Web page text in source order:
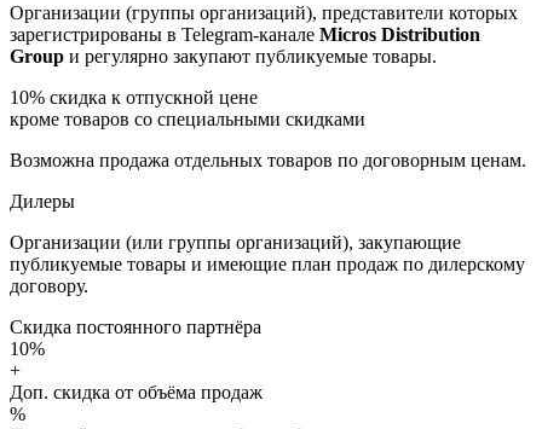
Организации (группы организаций), представители которых
зарегистрированы в Telegram-канале Micros Distribution
Group и регулярно закупают публикуемые товары.
10% скидка к отпускной цене
кроме товаров со специальными скидками
Возможна продажа отдельных товаров по договорным ценам.
Дилеры
Организации (или группы организаций), закупающие
публикуемые товары и имеющие план продаж по дилерскому
договору.
Скидка постоянного партнёра
10%
+
Доп. скидка от объёма продаж
%